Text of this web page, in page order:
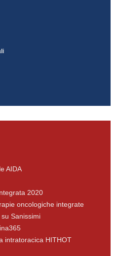
AIDA
2020
oncologiche integrate
Sanissimi
intratoracica HITHOT